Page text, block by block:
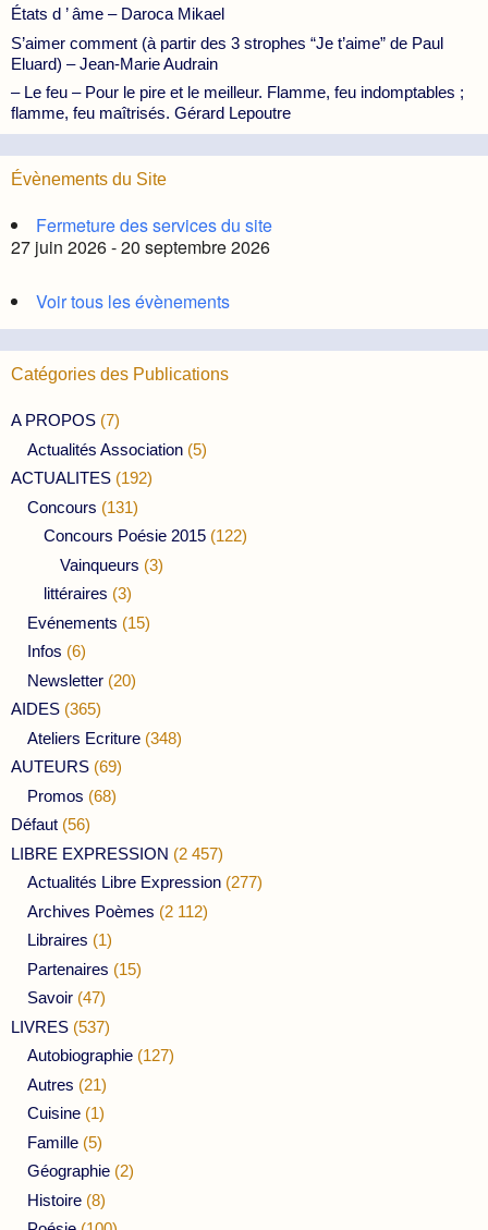
États d ’ âme – Daroca Mikael
S’aimer comment (à partir des 3 strophes “Je t’aime” de Paul
Eluard) – Jean-Marie Audrain
– Le feu – Pour le pire et le meilleur. Flamme, feu indomptables ;
flamme, feu maîtrisés. Gérard Lepoutre
Évènements du Site
Fermeture des services du site
27 juin 2026 - 20 septembre 2026
Voir tous les évènements
Catégories des Publications
A PROPOS (7)
Actualités Association (5)
ACTUALITES (192)
Concours (131)
Concours Poésie 2015 (122)
Vainqueurs (3)
littéraires (3)
Evénements (15)
Infos (6)
Newsletter (20)
AIDES (365)
Ateliers Ecriture (348)
AUTEURS (69)
Promos (68)
Défaut (56)
LIBRE EXPRESSION (2 457)
Actualités Libre Expression (277)
Archives Poèmes (2 112)
Libraires (1)
Partenaires (15)
Savoir (47)
LIVRES (537)
Autobiographie (127)
Autres (21)
Cuisine (1)
Famille (5)
Géographie (2)
Histoire (8)